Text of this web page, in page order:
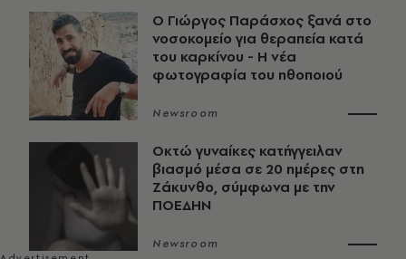
O Γιώργος Παράσχος ξανά στο
νοσοκομείο για θεραπεία κατά
του καρκίνου - Η νέα
φωτογραφία του ηθοποιού
Newsroom
Οκτώ γυναίκες κατήγγειλαν
βιασμό μέσα σε 20 ημέρες στη
Ζάκυνθο, σύμφωνα με την
ΠΟΕΔΗΝ
Newsroom